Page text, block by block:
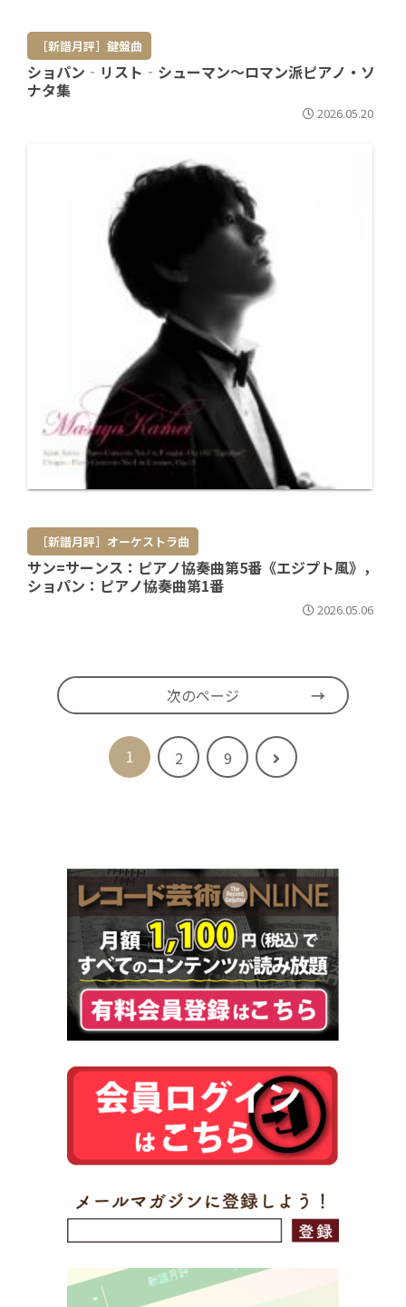
［新譜月評］鍵盤曲
ショパン‐リスト‐シューマン～ロマン派ピアノ・ソ
ナタ集
2026.05.20
［新譜月評］オーケストラ曲
サン=サーンス：ピアノ協奏曲第5番《エジプト風》，
ショパン：ピアノ協奏曲第1番
2026.05.06
次のページ
1 2 9
次